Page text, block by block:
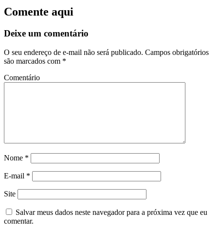
Comente aqui
Deixe um comentário
O seu endereço de e-mail não será publicado. Campos obrigatórios
são marcados com *
Comentário
Nome *
E-mail *
Site
Salvar meus dados neste navegador para a próxima vez que eu
comentar.